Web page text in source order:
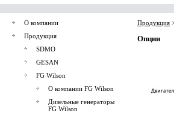
О компании
Продукция
SDMO
GESAN
FG Wilson
О компании FG Wilson
Дизельные генераторы
FG Wilson
Продукция
Опции